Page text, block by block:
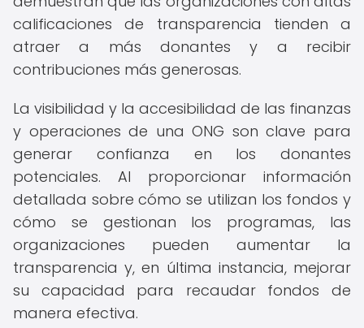
calificaciones de transparencia tienden a
atraer a más donantes y a recibir
contribuciones más generosas.
La visibilidad y la accesibilidad de las finanzas
y operaciones de una ONG son clave para
generar confianza en los donantes
potenciales. Al proporcionar información
detallada sobre cómo se utilizan los fondos y
cómo se gestionan los programas, las
organizaciones pueden aumentar la
transparencia y, en última instancia, mejorar
su capacidad para recaudar fondos de
manera efectiva.